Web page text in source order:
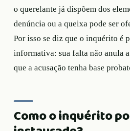
o querelante já dispõem dos
denúncia ou a queixa pode ser
Por isso se diz que o inquérito é
informativa: sua falta não anula
que a acusação tenha base
Como o inquérito